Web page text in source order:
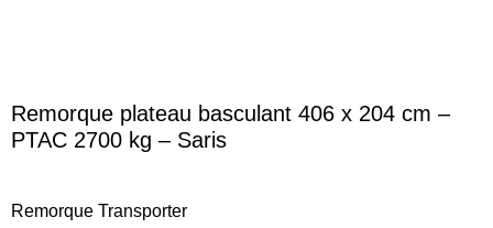
Remorque plateau basculant 406 x 204 cm –
PTAC 2700 kg – Saris
Remorque Transporter